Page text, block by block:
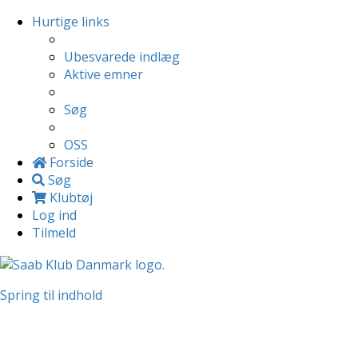
Hurtige links
Ubesvarede indlæg
Aktive emner
Søg
OSS
Forside
Søg
Klubtøj
Log ind
Tilmeld
Spring til indhold